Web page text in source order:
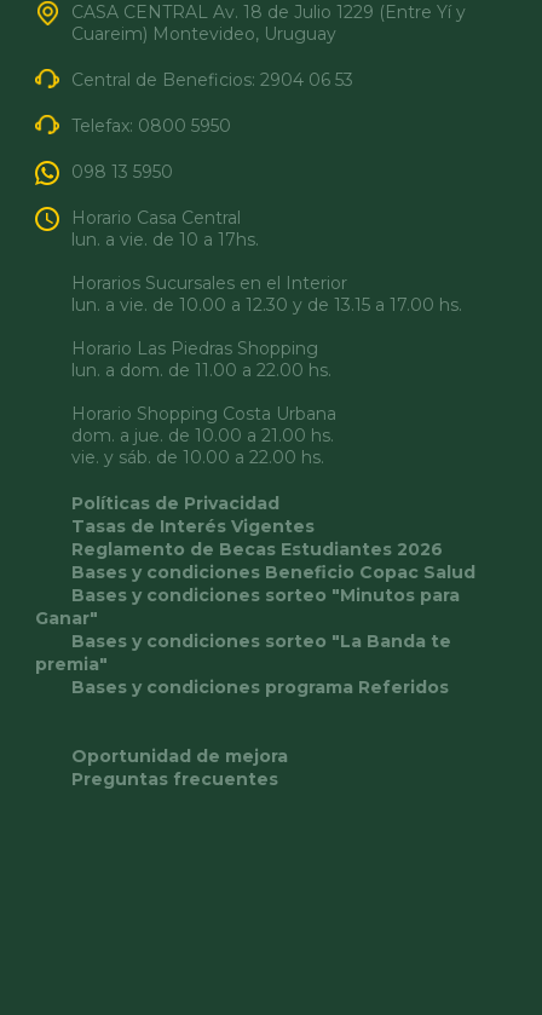
CASA CENTRAL Av. 18 de Julio 1229 (Entre Yí y
Cuareim) Montevideo, Uruguay
Central de Beneficios: 2904 06 53
Telefax: 0800 5950
098 13 5950
Horario Casa Central
lun. a vie. de 10 a 17hs.
Horarios Sucursales en el Interior
lun. a vie. de 10.00 a 12.30 y de 13.15 a 17.00 hs.
Horario Las Piedras Shopping
lun. a dom. de 11.00 a 22.00 hs.
Horario Shopping Costa Urbana
dom. a jue. de 10.00 a 21.00 hs.
vie. y sáb. de 10.00 a 22.00 hs.
Políticas de Privacidad
Tasas de Interés Vigentes
Reglamento de Becas Estudiantes 2026
Bases y condiciones Beneficio Copac Salud
Bases y condiciones sorteo "Minutos para
Ganar"
Bases y condiciones sorteo "La Banda te
premia"
Bases y condiciones programa Referidos
Oportunidad de mejora
Preguntas frecuentes